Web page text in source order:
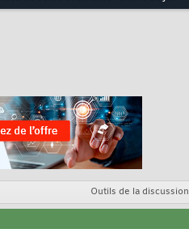
Outils de la discussion